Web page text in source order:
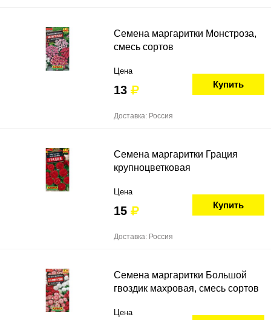
Семена маргаритки Монстроза,
смесь сортов
Цена
13 Купить
Доставка: Россия
Семена маргаритки Грация
крупноцветковая
Цена
15 Купить
Доставка: Россия
Семена маргаритки Большой
гвоздик махровая, смесь сортов
Цена